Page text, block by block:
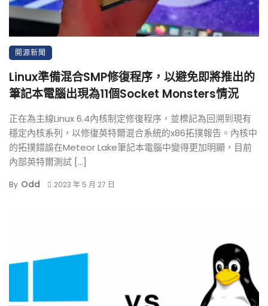
開源新聞
Linux準備混合SMP修復程序，以避免即將推出的
筆記本電腦出現為11個Socket Monsters情況
正在為主線Linux 6.4內核制定修復程序，並標記為回溯到現有
穩定內核系列，以修復英特爾混合系統的x86拓撲報告。內核中
的拓撲錯誤在Meteor Lake筆記本電腦中變得更加明顯，目前
內部英特爾測試 […]
By Odd 2023 年 5 月 27 日